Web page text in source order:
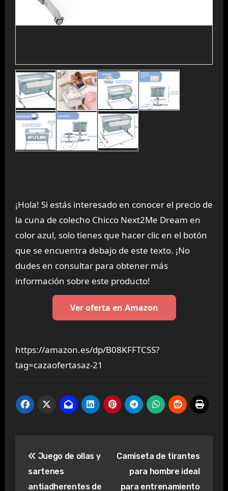
¡Hola! Si estás interesado en conocer el precio de
la cuna de colecho Chicco Next2Me Dream en
color azul, solo tienes que hacer clic en el botón
que se encuentra debajo de este texto. ¡No
dudes en consultar para obtener más
información sobre este producto!
Ver oferta en Amazon
https://amazon.es/dp/B08KFFTCSS?
tag=cazaofertasaz-21
de
entradas
Juego de ollas y
sartenes
antiadherentes de
Camiseta de tirantes
para hombre ideal
para entrenamiento